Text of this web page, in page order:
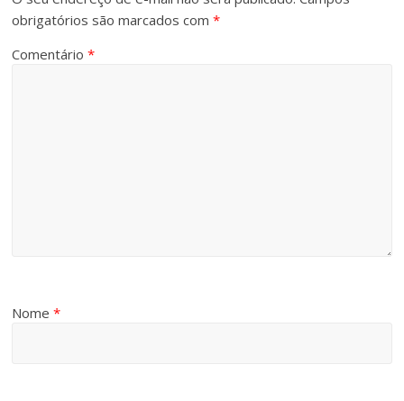
obrigatórios são marcados com*
Comentário*
Nome*